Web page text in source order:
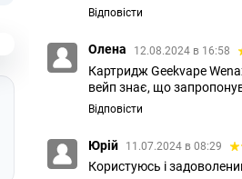
Відповісти
Олена 12.08.2024 в 16:58
Картридж Geekvape
вейп знає, що
Відповісти
Юрій 11.07.2024 в 08:29
Користуюсь і